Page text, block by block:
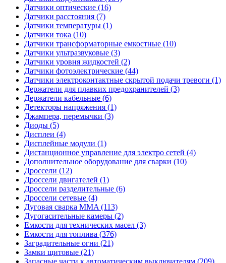
Датчики оптические (16)
Датчики расстояния (7)
Датчики температуры (1)
Датчики тока (10)
Датчики трансформаторные емкостные (10)
Датчики ультразвуковые (3)
Датчики уровня жидкостей (2)
Датчики фотоэлектрические (44)
Датчики электроконтактные скрытой подачи тревоги (1)
Держатели для плавких предохранителей (3)
Держатели кабельные (6)
Детекторы напряжения (1)
Джампера, перемычки (3)
Диоды (5)
Дисплеи (4)
Дисплейные модули (1)
Дистанционное управление для электро сетей (4)
Дополнительное оборудование для сварки (10)
Дроссели (12)
Дроссели двигателей (1)
Дроссели разделительные (6)
Дроссели сетевые (4)
Дуговая сварка MMA (113)
Дугогасительные камеры (2)
Емкости для технических масел (3)
Емкости для топлива (376)
Заградительные огни (21)
Замки щитовые (21)
Запасные части к автоматическим выключателям (209)